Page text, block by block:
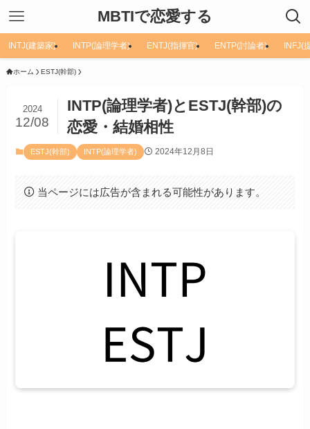
MBTIで恋愛する
INTJ(建築家) INTP(論理学者) ENTJ(指揮官) ENTP(討論者) INFJ(
ホーム ESTJ(幹部)
INTP(論理学者)とESTJ(幹部)の
恋愛・結婚相性
2024
12/08
ESTJ(幹部) INTP(論理学者) 2024年12月8日
当ページには広告が含まれる可能性があります。